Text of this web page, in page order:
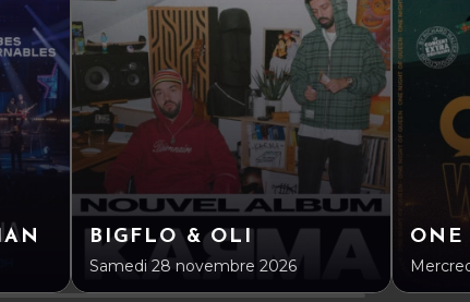
BIGFLO & OLI
Samedi 28 novembre 2026
ONE